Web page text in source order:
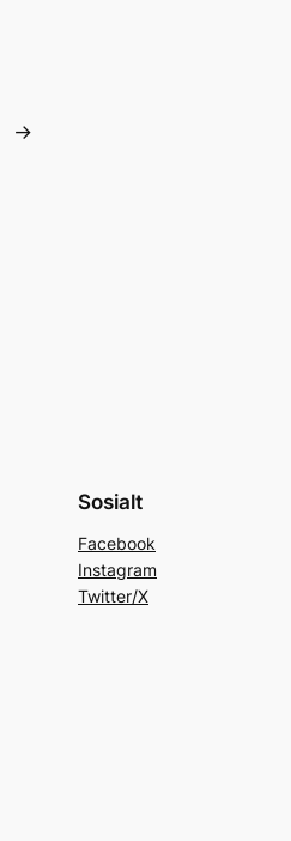
→
Sosialt
Facebook
Instagram
Twitter/X